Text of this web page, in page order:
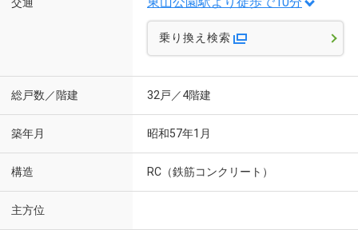
交通
乗り換え検索
総戸数／階建 32戸／4階建
築年月 昭和57年1月
構造 RC（鉄筋コンクリート）
主方位